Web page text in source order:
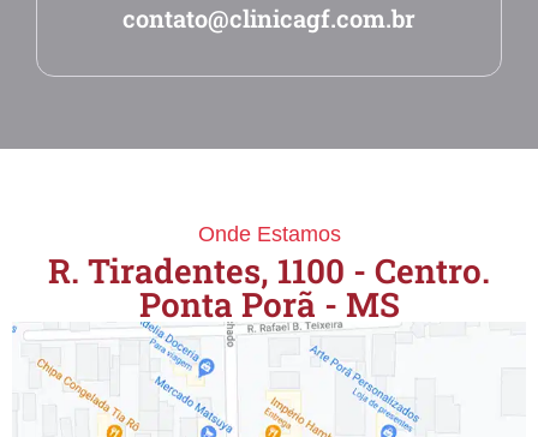
contato@clinicagf.com.br
Onde Estamos
R. Tiradentes, 1100 - Centro.
Ponta Porã - MS